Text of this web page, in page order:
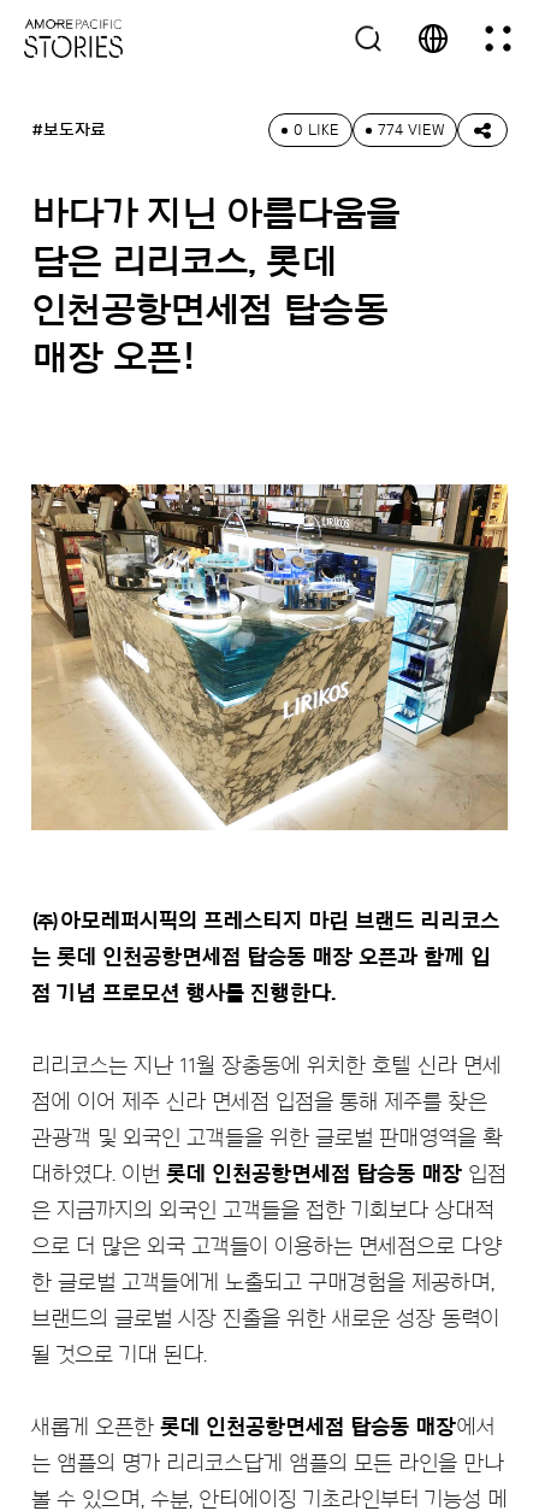
#보도자료 0 LIKE 774 VIEW
바다가 지닌 아름다움을
담은 리리코스, 롯데
인천공항면세점 탑승동
매장 오픈!
㈜아모레퍼시픽의 프레스티지 마린 브랜드 리리코스
는 롯데 인천공항면세점 탑승동 매장 오픈과 함께 입
점 기념 프로모션 행사를 진행한다.
리리코스는 지난 11월 장충동에 위치한 호텔 신라 면세
점에 이어 제주 신라 면세점 입점을 통해 제주를 찾은
관광객 및 외국인 고객들을 위한 글로벌 판매영역을 확
대하였다. 이번 롯데 인천공항면세점 탑승동 매장 입점
은 지금까지의 외국인 고객들을 접한 기회보다 상대적
으로 더 많은 외국 고객들이 이용하는 면세점으로 다양
한 글로벌 고객들에게 노출되고 구매경험을 제공하며,
브랜드의 글로벌 시장 진출을 위한 새로운 성장 동력이
될 것으로 기대 된다.
새롭게 오픈한 롯데 인천공항면세점 탑승동 매장에서
는 앰플의 명가 리리코스답게 앰플의 모든 라인을 만나
볼 수 있으며, 수분, 안티에이징 기초라인부터 기능성 메